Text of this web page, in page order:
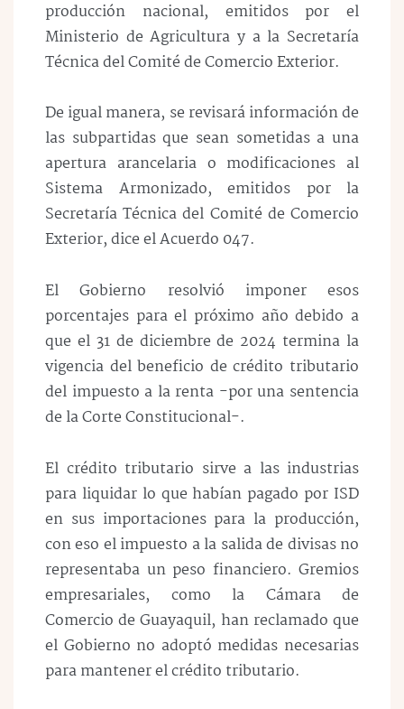
producción nacional, emitidos por el
Ministerio de Agricultura y a la Secretaría
Técnica del Comité de Comercio Exterior.
De igual manera, se revisará información de
las subpartidas que sean sometidas a una
apertura arancelaria o modificaciones al
Sistema Armonizado, emitidos por la
Secretaría Técnica del Comité de Comercio
Exterior, dice el Acuerdo 047.
El Gobierno resolvió imponer esos
porcentajes para el próximo año debido a
que el 31 de diciembre de 2024 termina la
vigencia del beneficio de crédito tributario
del impuesto a la renta -por una sentencia
de la Corte Constitucional-.
El crédito tributario sirve a las industrias
para liquidar lo que habían pagado por ISD
en sus importaciones para la producción,
con eso el impuesto a la salida de divisas no
representaba un peso financiero. Gremios
empresariales, como la Cámara de
Comercio de Guayaquil, han reclamado que
el Gobierno no adoptó medidas necesarias
para mantener el crédito tributario.